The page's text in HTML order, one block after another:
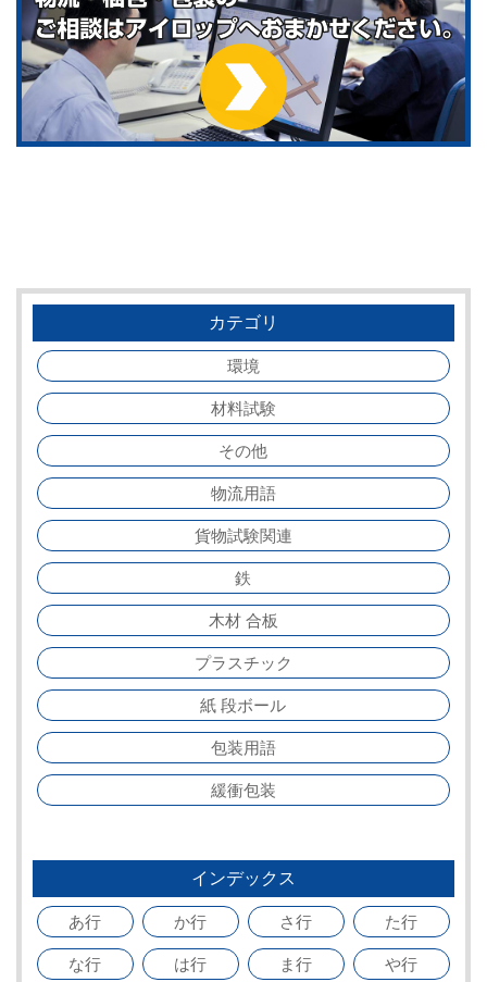
カテゴリ
環境
材料試験
その他
物流用語
貨物試験関連
鉄
木材 合板
プラスチック
紙 段ボール
包装用語
緩衝包装
インデックス
あ行 か行 さ行 た行
な行 は行 ま行 や行